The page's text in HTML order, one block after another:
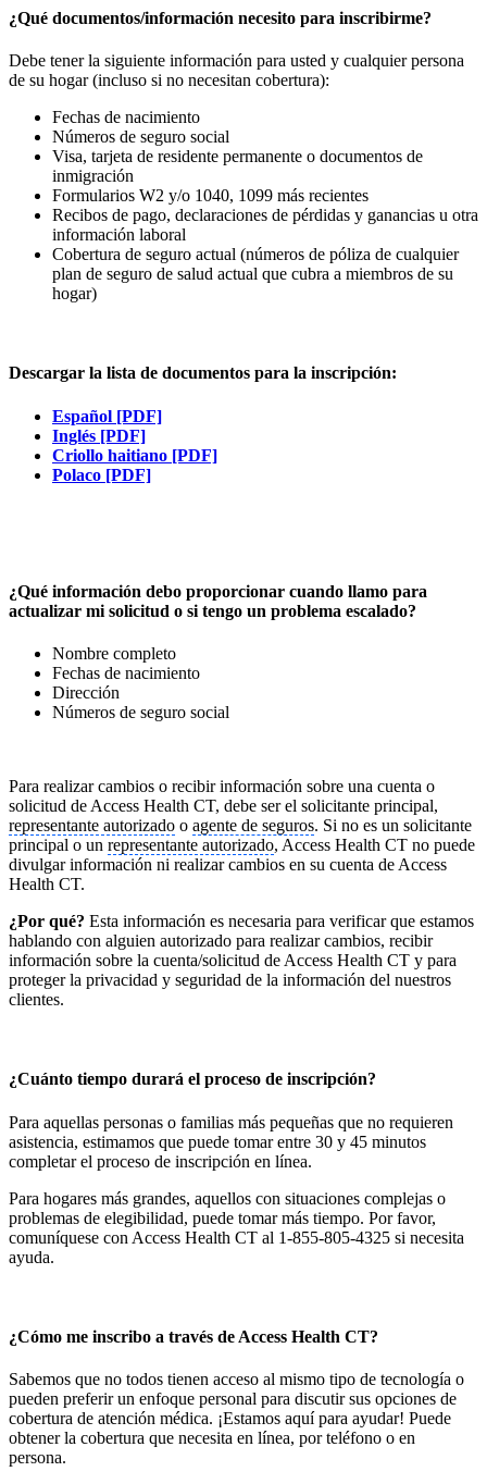
¿Qué documentos/información necesito para inscribirme?
Debe tener la siguiente información para usted y cualquier persona
de su hogar (incluso si no necesitan cobertura):
Fechas de nacimiento
Números de seguro social
Visa, tarjeta de residente permanente o documentos de
inmigración
Formularios W2 y/o 1040, 1099 más recientes
Recibos de pago, declaraciones de pérdidas y ganancias u otra
información laboral
Cobertura de seguro actual (números de póliza de cualquier
plan de seguro de salud actual que cubra a miembros de su
hogar)
Descargar la lista de documentos para la inscripción:
Español [PDF]
Inglés [PDF]
Criollo haitiano [PDF]
Polaco [PDF]
¿Qué información debo proporcionar cuando llamo para
actualizar mi solicitud o si tengo un problema escalado?
Nombre completo
Fechas de nacimiento
Dirección
Números de seguro social
Para realizar cambios o recibir información sobre una cuenta o
solicitud de Access Health CT, debe ser el solicitante principal,
representante autorizado o agente de seguros. Si no es un solicitante
principal o un representante autorizado, Access Health CT no puede
divulgar información ni realizar cambios en su cuenta de Access
Health CT.
¿Por qué? Esta información es necesaria para verificar que estamos
hablando con alguien autorizado para realizar cambios, recibir
información sobre la cuenta/solicitud de Access Health CT y para
proteger la privacidad y seguridad de la información del nuestros
clientes.
¿Cuánto tiempo durará el proceso de inscripción?
Para aquellas personas o familias más pequeñas que no requieren
asistencia, estimamos que puede tomar entre 30 y 45 minutos
completar el proceso de inscripción en línea.
Para hogares más grandes, aquellos con situaciones complejas o
problemas de elegibilidad, puede tomar más tiempo. Por favor,
comuníquese con Access Health CT al 1-855-805-4325 si necesita
ayuda.
¿Cómo me inscribo a través de Access Health CT?
Sabemos que no todos tienen acceso al mismo tipo de tecnología o
pueden preferir un enfoque personal para discutir sus opciones de
cobertura de atención médica. ¡Estamos aquí para ayudar! Puede
obtener la cobertura que necesita en línea, por teléfono o en
persona.